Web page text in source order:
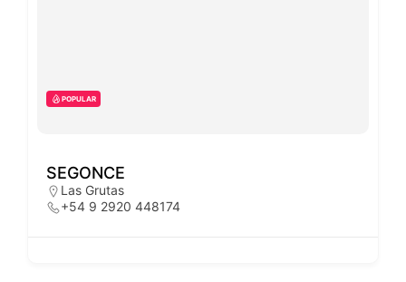
POPULAR
SEGONCE
Las Grutas
+54 9 2920 448174